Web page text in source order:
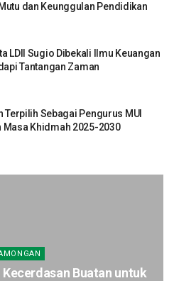
dan Keunggulan Pendidikan
LDII Sugio Dibekali Ilmu Keuangan
Tantangan Zaman
Terpilih Sebagai Pengurus MUI
Masa Khidmah 2025-2030
Buatan untuk